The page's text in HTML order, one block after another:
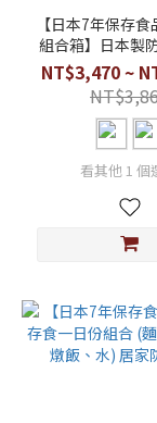
【日本7年保存
組合箱】日本製
麵包、餅乾、燉
（居家防災
NT$3,470 ~
看其他 1 個